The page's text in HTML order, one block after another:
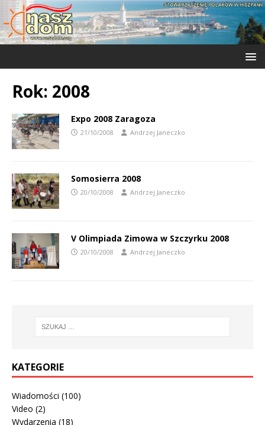
Rok: 2008
Expo 2008 Zaragoza
21/10/2008 Andrzej Janeczko
Somosierra 2008
20/10/2008 Andrzej Janeczko
V Olimpiada Zimowa w Szczyrku 2008
20/10/2008 Andrzej Janeczko
KATEGORIE
Wiadomości (100)
Video (2)
Wydarzenia (18)